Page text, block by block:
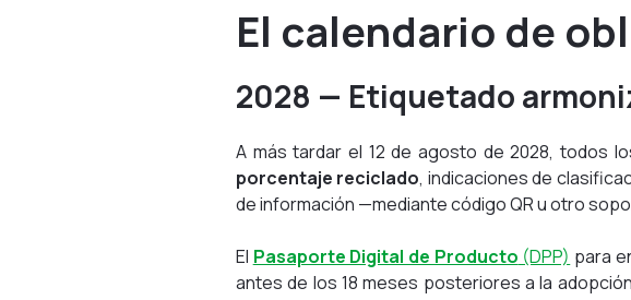
El calendario de
2028 — Etiquetado
A más tardar el 12 de agosto de 2028, todos
porcentaje reciclado, indicaciones de
de información —mediante código QR u otro
El Pasaporte Digital de Producto (DPP) para
antes de los 18 meses posteriores a la